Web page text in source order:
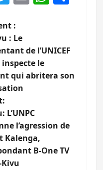
:
: Le
de l’UNICEF
inspecte le
qui abritera son
L’UNPC
l’agression de
Kalenga,
B-One TV